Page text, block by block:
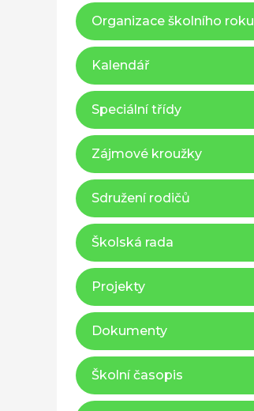
Organizace školního roku
Kalendář
Speciální třídy
Zájmové kroužky
Sdružení rodičů
Školská rada
Projekty
Dokumenty
Školní časopis